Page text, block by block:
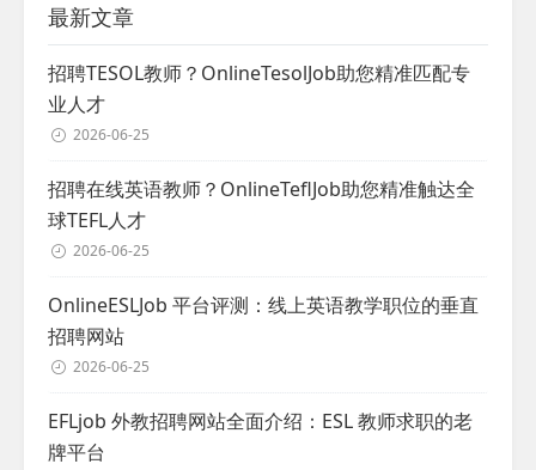
最新文章
招聘TESOL教师？OnlineTesolJob助您精准匹配专
业人才
2026-06-25
招聘在线英语教师？OnlineTeflJob助您精准触达全
球TEFL人才
2026-06-25
OnlineESLJob 平台评测：线上英语教学职位的垂直
招聘网站
2026-06-25
EFLjob 外教招聘网站全面介绍：ESL 教师求职的老
牌平台